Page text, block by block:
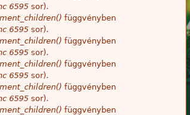
6595 sor).
függvényben
6595 sor).
függvényben
6595 sor).
függvényben
6595 sor).
függvényben
6595 sor).
függvényben